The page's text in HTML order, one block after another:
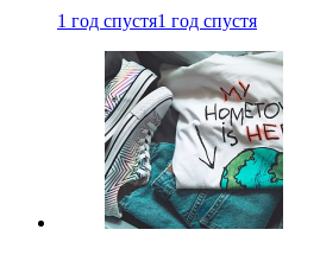
1 год спустя1 год спустя